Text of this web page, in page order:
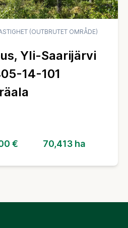
(OUTBRUTET OMRÅDE)
Yli-Saarijärvi
14-101
€ 70,413 ha